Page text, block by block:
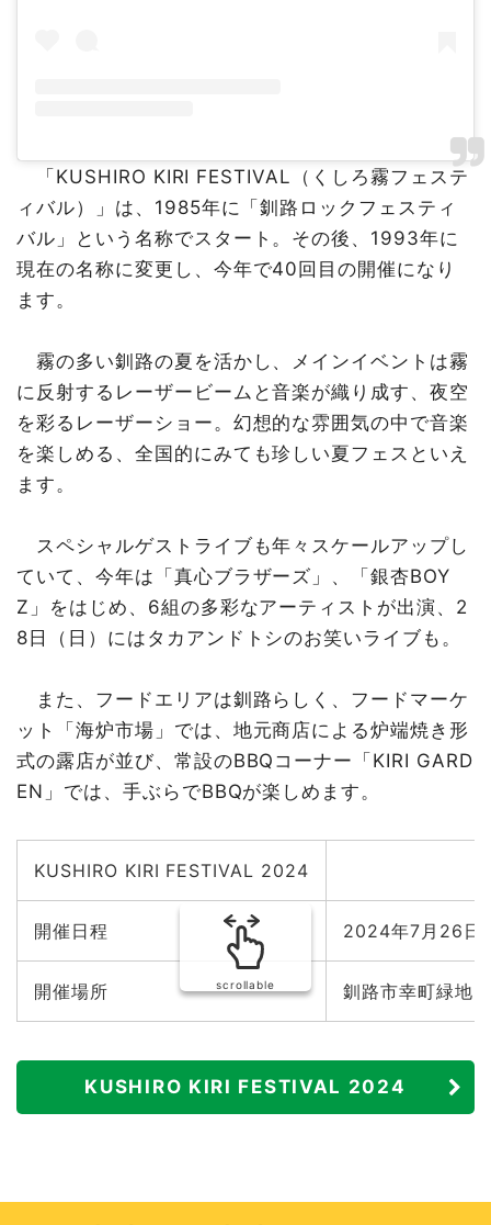
「KUSHIRO KIRI FESTIVAL（くしろ霧フェステ
ィバル）」は、1985年に「釧路ロックフェスティ
バル」という名称でスタート。その後、1993年に
現在の名称に変更し、今年で40回目の開催になり
ます。
霧の多い釧路の夏を活かし、メインイベントは霧
に反射するレーザービームと音楽が織り成す、夜空
を彩るレーザーショー。幻想的な雰囲気の中で音楽
を楽しめる、全国的にみても珍しい夏フェスといえ
ます。
スペシャルゲストライブも年々スケールアップし
ていて、今年は「真心ブラザーズ」、「銀杏BOY
Z」をはじめ、6組の多彩なアーティストが出演、2
8日（日）にはタカアンドトシのお笑いライブも。
また、フードエリアは釧路らしく、フードマーケ
ット「海炉市場」では、地元商店による炉端焼き形
式の露店が並び、常設のBBQコーナー「KIRI GARD
EN」では、手ぶらでBBQが楽しめます。
KUSHIRO KIRI FESTIVAL 2024
開催日程 2024年7月26日
開催場所 釧路市幸町緑地
scrollable
KUSHIRO KIRI FESTIVAL 2024